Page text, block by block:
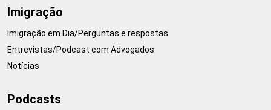
Imigração
Imigração em Dia/Perguntas e respostas
Entrevistas/Podcast com Advogados
Notícias
Podcasts